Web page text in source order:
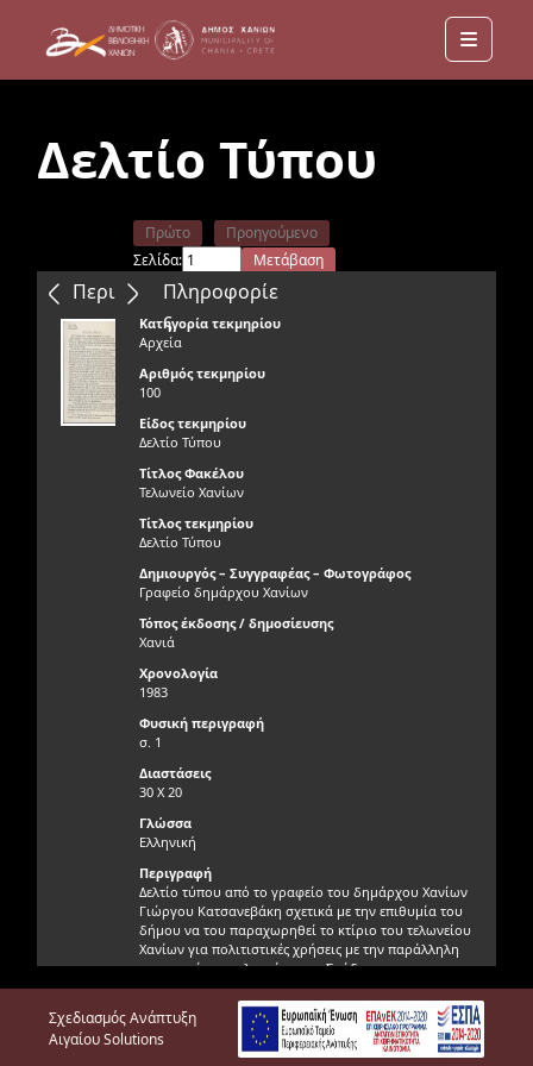
Menu
Δελτίο Τύπου
Περιεχόμενα
Πρώτο
Προηγούμενο
Σελίδα:
Μετάβαση
Επόμενο
Τελευταίο
Πληροφορίε
ς
Κατηγορία τεκμηρίου
Αρχεία
Αριθμός τεκμηρίου
100
Είδος τεκμηρίου
Δελτίο Τύπου
Τίτλος Φακέλου
Τελωνείο Χανίων
Τίτλος τεκμηρίου
Δελτίο Τύπου
Δημιουργός – Συγγραφέας – Φωτογράφος
Γραφείο δημάρχου Χανίων
Τόπος έκδοσης / δημοσίευσης
Χανιά
Χρονολογία
1983
Φυσική περιγραφή
σ. 1
Διαστάσεις
30 Χ 20
Γλώσσα
Ελληνική
Περιγραφή
Δελτίο τύπου από το γραφείο του δημάρχου Χανίων
Γιώργου Κατσανεβάκη σχετικά με την επιθυμία του
δήμου να του παραχωρηθεί το κτίριο του τελωνείου
Χανίων για πολιτιστικές χρήσεις με την παράλληλη
μεταφορά του τελωνείου στη Σούδα.
Γνησιότητα τεκμηρίου
Γνήσιο
Φυσική κατάσταση τεκμηρίου
Σχεδιασμός Ανάπτυξη
Αιγαίου Solutions